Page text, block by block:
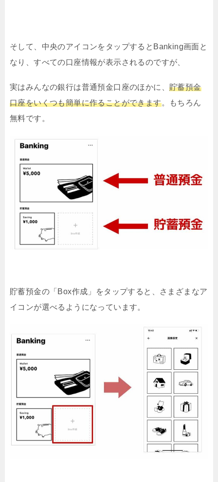
そして、中央のアイコンをタップするとBanking画面と
なり、すべての口座情報が表示されるのですが、
実はみんなの銀行は普通預金口座のほかに、 貯蓄預金
口座をいくつも簡単に作ることができます。もちろん
無料です。
貯蓄預金の「Box作成」をタップすると、さまざまなア
イコンが選べるようになっています。